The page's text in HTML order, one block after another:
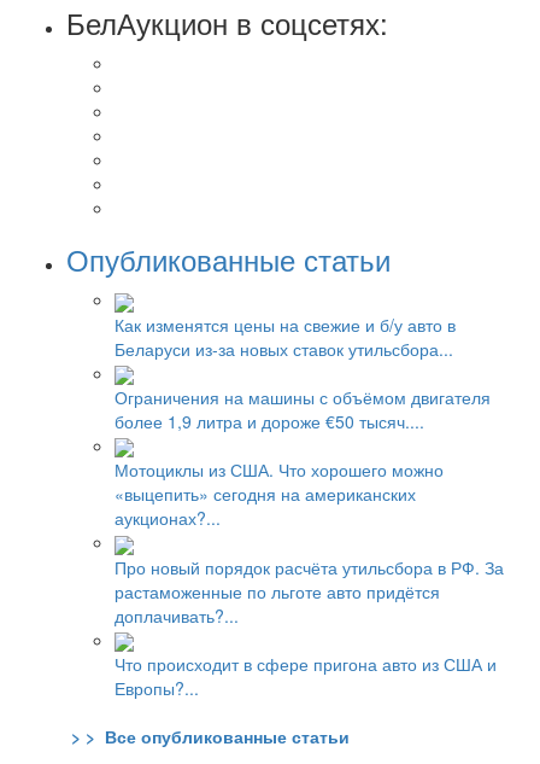
БелАукцион в соцсетях:
Опубликованные статьи
Как изменятся цены на свежие и б/у авто в
Беларуси из-за новых ставок утильсбора...
Ограничения на машины с объёмом двигателя
более 1,9 литра и дороже €50 тысяч....
Мотоциклы из США. Что хорошего можно
«выцепить» сегодня на американских
аукционах?...
Про новый порядок расчёта утильсбора в РФ. За
растаможенные по льготе авто придётся
доплачивать?...
Что происходит в сфере пригона авто из США и
Европы?...
> > Все опубликованные статьи